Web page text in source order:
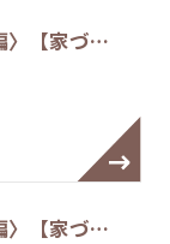
〉【家づ…
〉【家づ…